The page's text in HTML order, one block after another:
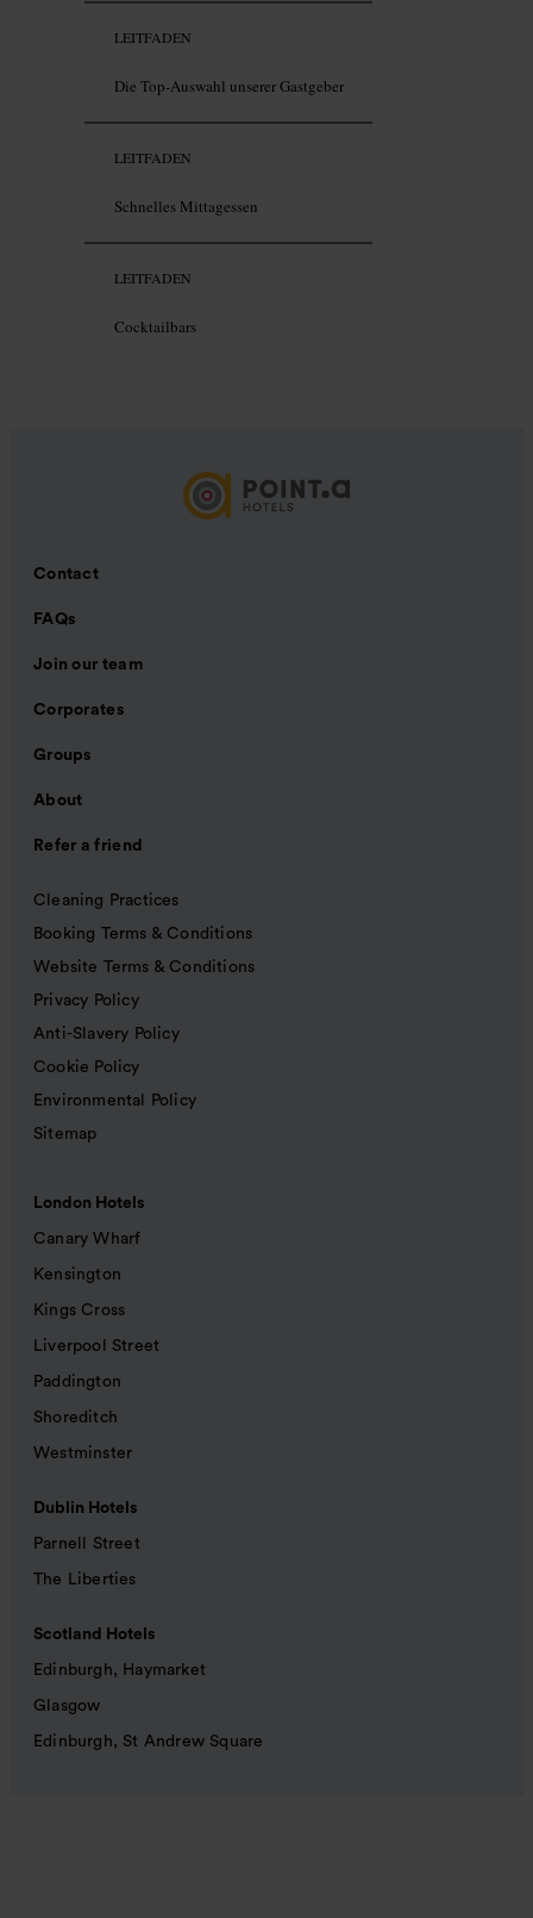
LEITFADEN
Die Top-Auswahl unserer Gastgeber
LEITFADEN
Schnelles Mittagessen
LEITFADEN
Cocktailbars
Contact
FAQs
Join our team
Corporates
Groups
About
Refer a friend
Cleaning Practices
Booking Terms & Conditions
Website Terms & Conditions
Privacy Policy
Anti-Slavery Policy
Cookie Policy
Environmental Policy
Sitemap
London Hotels
Canary Wharf
Kensington
Kings Cross
Liverpool Street
Paddington
Shoreditch
Westminster
Dublin Hotels
Parnell Street
The Liberties
Scotland Hotels
Edinburgh, Haymarket
Glasgow
Edinburgh, St Andrew Square